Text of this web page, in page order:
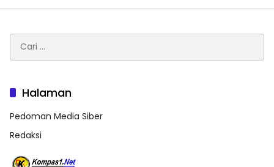
untuk:
Halaman
Pedoman Media Siber
Redaksi